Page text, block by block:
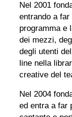
Nel 2001
entrando a
programma e
dei mezzi,
degli utenti
line nella
creative del
Nel 2004
ed entra a far